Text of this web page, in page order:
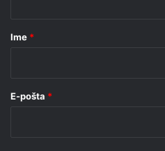
rIme *
E-pošta *